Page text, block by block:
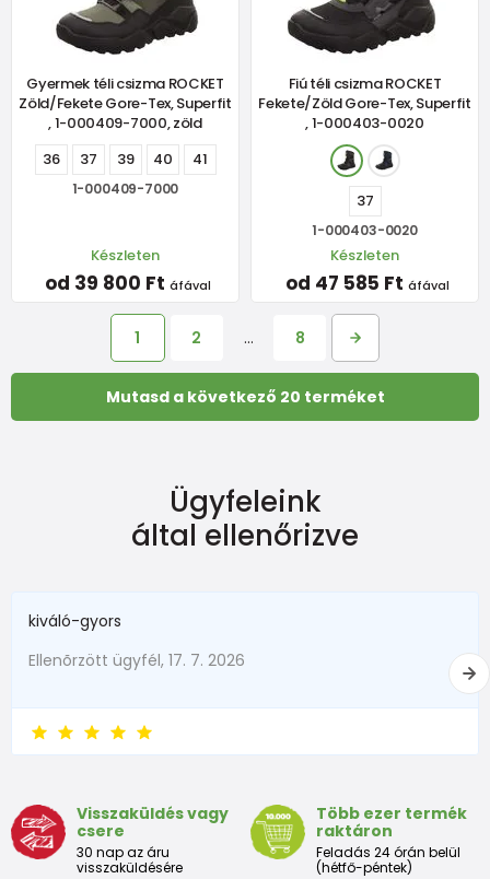
Gyermek téli csizma ROCKET
Zöld/Fekete Gore-Tex, Superfit
, 1-000409-7000, zöld
36
37 39 40 41
1-000409-7000
Készleten
od 39 800 Ft áfával
Fiú téli csizma ROCKET
Fekete/Zöld Gore-Tex, Superfit
, 1-000403-0020
37
1-000403-0020
Készleten
od 47 585 Ft áfával
1 2 … 8
Mutasd a következő 20 terméket
Ügyfeleink
által ellenőrizve
kiváló-gyors
Ellenõrzött ügyfél, 17. 7. 2026
Visszaküldés vagy
csere
30 nap az áru
visszaküldésére
Több ezer termék
raktáron
Feladás 24 órán belül
(hétfő-péntek)